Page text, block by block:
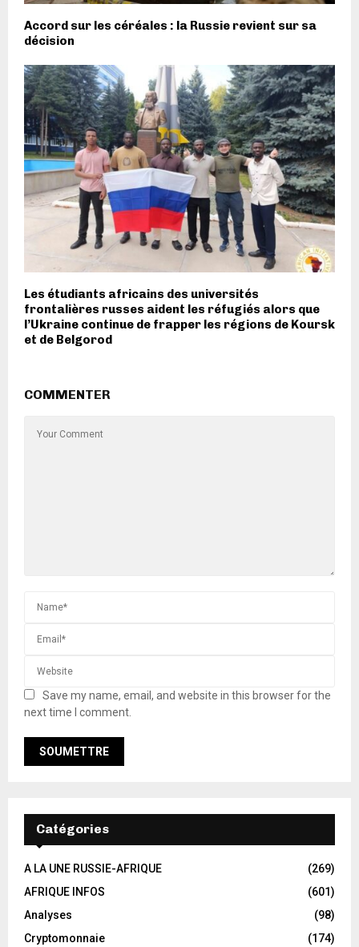
Accord sur les céréales : la Russie revient sur sa
décision
Les étudiants africains des universités
frontalières russes aident les réfugiés alors que
l’Ukraine continue de frapper les régions de Koursk
et de Belgorod
COMMENTER
Save my name, email, and website in this browser for the
next time I comment.
Catégories
A LA UNE RUSSIE-AFRIQUE
(269)
AFRIQUE INFOS
(601)
Analyses
(98)
Cryptomonnaie
(174)